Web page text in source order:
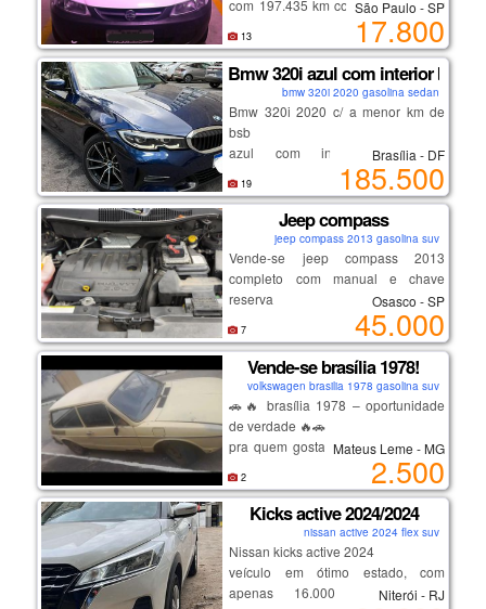
com 197.435 km cor branco com ar
condicionado, vidros e trava elétrica
veículo em ótimo estado de
conservação pneus e mecânica em
geral excelente. veículo particular
de uso diário placa de sp final 4 já
isento de pagar ipva sem multas
documento ok pronto para
(11) 94000 - 5374 c/ roberto
e-mail: jr.solution@gmail.com
São Paulo - SP
17.800
13
Bmw 320i azul com interior bege
bmw 320i 2020 gasolina sedan
Bmw 320i 2020 c/ a menor km de
bsb
azul com interior bege, a
configuração mais desejada
pintura extremamente conservada
interior impecável
2 pneus novos - firestone f-700
pastilhas de freio traseiras novas
potência e economia de combustível
em um carro premium, com
robustez, estabilidade e segurança.
ar condicionado 3 zonas, com saída
e ajustes para o banco traseiro
bluetooth
portas usb e usb-c
tela touchscreen
o idrive monitora tempo e km para
informar tudo que precisa ser feito
(substituição de ol, óleo e pastilhas
de freio, líquido de arrefecimento,
calibragem de cada pneu, etc)
3 modos de condução: eco - comfort
Brasília - DF
185.500
19
Jeep compass
jeep compass 2013 gasolina suv
Vende-se jeep compass 2013
completo com manual e chave
reserva
Osasco - SP
45.000
7
Vende-se brasília 1978!
volkswagen brasilia 1978 gasolina suv
🚗🔥 brasília 1978 – oportunidade
de verdade 🔥🚗
pra quem gosta de carro antigo ou
quer pegar barato pra arrumar e
valorizar!
✅ platinado novo
✅ bomba de gasolina nova
✅ bobina nova
✅ tampa do distribuidor nova
✅ 4 pneus novos
Mateus Leme - MG
2.500
2
Kicks active 2024/2024
nissan active 2024 flex suv
Nissan kicks active 2024
veículo em ótimo estado, com
apenas 16.000 km rodados.
Niterói - RJ